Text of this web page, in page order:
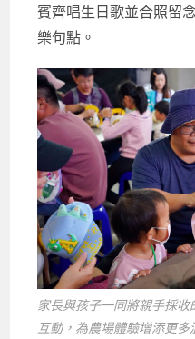
賓齊唱生日歌並合照留
樂句點。
家長與孩子一同將親手採
互動，為農場體驗增添更